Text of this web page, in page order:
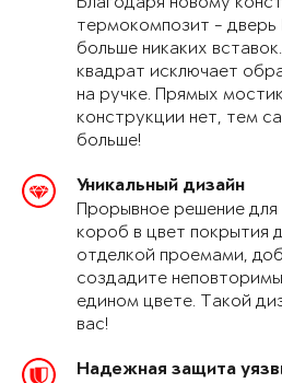
термокомпозит - дверь
больше никаких
квадрат исключает
на ручке. Прямых
конструкции нет, тем
больше!
Уникальный дизайн
Прорывное решение
короб в цвет покрытия
отделкой проемами,
создадите
едином цвете. Такой
вас!
Надежная защита